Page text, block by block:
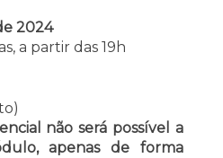
2024
a partir das 19h
não será possível a
apenas de forma